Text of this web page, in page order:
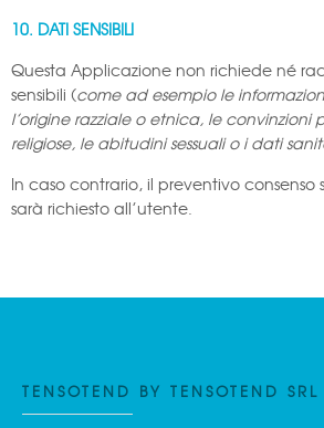
10. DATI SENSIBILI
Questa Applicazione non richiede né
sensibili (come ad esempio le
l’origine razziale o etnica, le convinzioni
religiose, le abitudini sessuali o i dati
In caso contrario, il preventivo
sarà richiesto all’utente.
TENSOTEND BY TENSOTEND SRL